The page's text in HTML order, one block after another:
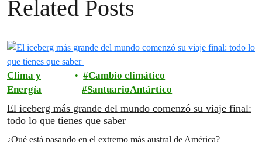
Related Posts
Clima y
Energía
Cambio climático
SantuarioAntártico
El iceberg más grande del mundo comenzó su viaje final:
todo lo que tienes que saber
¿Qué está pasando en el extremo más austral de América?